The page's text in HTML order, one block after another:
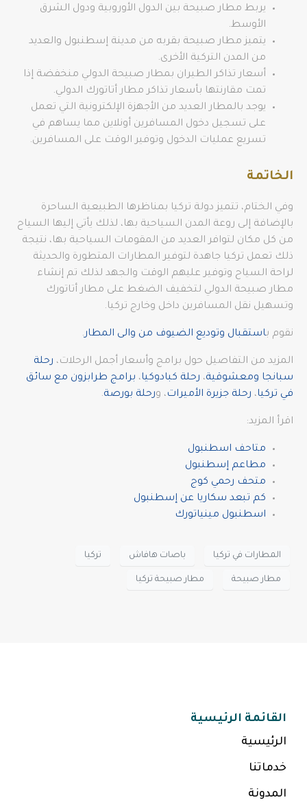
يربط مطار صبيحة بين الدول الأوروبية ودول الشرق
الأوسط.
يتميز مطار صبيحة بقربه من مدينة إسطنبول والعديد
من المدن التركية الأخرى.
أسعار تذاكر الطيران بمطار صبيحة الدولي منخفضة إذا
تمت مقارنتها بأسعار تذاكر مطار أتاتورك الدولي.
يوجد بالمطار العديد من الأجهزة الإلكترونية التي تعمل
على تسجيل دخول المسافرين أونلاين مما يساهم في
تسريع عمليات الدخول وتوفير الوقت على المسافرين.
الخاتمة
وفي الختام، تتميز دولة تركيا بمناظرها الطبيعية الساحرة
بالإضافة إلى روعة المدن السياحية بها، لذلك يأتي إليها السياح
من كل مكان لتوافر العديد من المقومات السياحية بها، نتيجة
ذلك تعمل تركيا جاهدة لتوفير المطارات المتطورة والحديثة
لراحة السياح وتوفير عليهم الوقت والجهد لذلك تم إنشاء
مطار صبيحة الدولي لتخفيف الضغط على مطار أتاتورك
وتسهيل نقل المسافرين داخل وخارج تركيا.
نقوم باستقبال وتوديع الضيوف من والى المطار.
المزيد من التفاصيل حول برامج وأسعار أجمل الرحلات، رحلة
سبانجا ومعشوقية، رحلة كبادوكيا، برامج طرابزون مع سائق
في تركيا، رحلة جزيرة الأميرات، ورحلة بورصة.
اقرأ المزيد:
متاحف اسطنبول
مطاعم إسطنبول
متحف رحمي كوج
كم تبعد سكاريا عن إسطنبول
اسطنبول مينياتورك
المطارات في تركيا باصات هافاش تركيا
مطار صبيحة مطار صبيحة تركيا
القائمة الرئيسية
الرئيسية
خدماتنا
المدونة